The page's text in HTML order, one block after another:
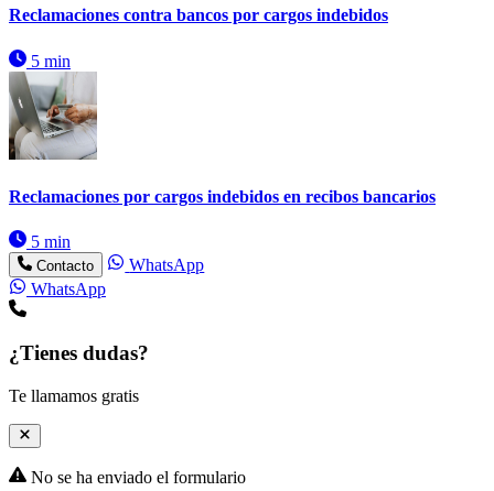
Reclamaciones contra bancos por cargos indebidos
5 min
Reclamaciones por cargos indebidos en recibos bancarios
5 min
Contacto
WhatsApp
WhatsApp
¿Tienes dudas?
Te llamamos gratis
No se ha enviado el formulario